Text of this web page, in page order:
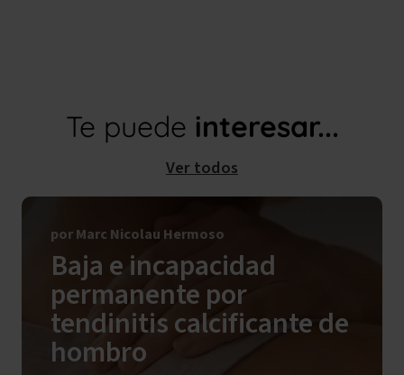
Te puede interesar...
Ver todos
por Marc Nicolau Hermoso
Baja e incapacidad
permanente por
tendinitis calcificante de
hombro